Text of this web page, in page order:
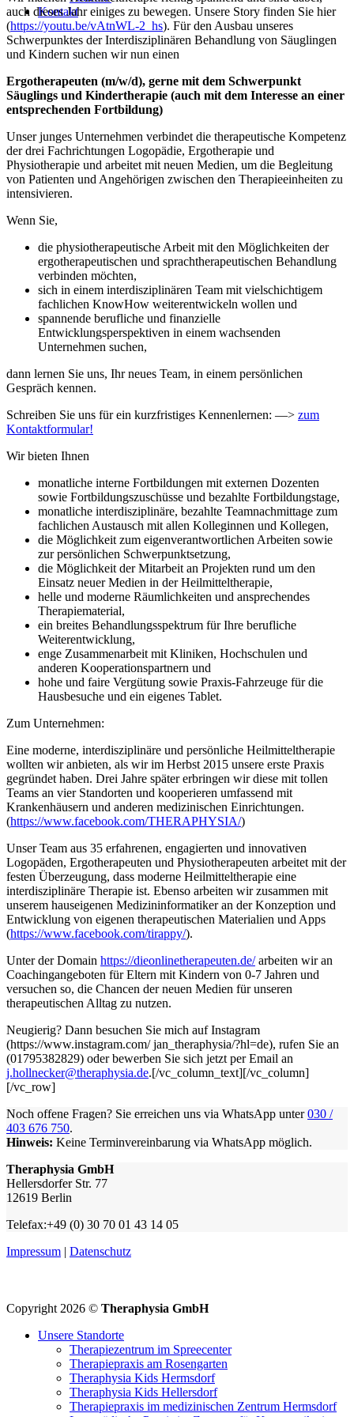
Kontakt
auch dieses Jahr einiges zu bewegen. Unsere Story finden Sie hier
(https://youtu.be/vAtnWL-2_hs). Für den Ausbau unseres
Schwerpunktes der Interdisziplinären Behandlung von Säuglingen
und Kindern suchen wir nun einen
Ergotherapeuten (m/w/d), gerne mit dem Schwerpunkt
Säuglings und Kindertherapie (auch mit dem Interesse an einer
entsprechenden Fortbildung)
Unser junges Unternehmen verbindet die therapeutische Kompetenz
der drei Fachrichtungen Logopädie, Ergotherapie und
Physiotherapie und arbeitet mit neuen Medien, um die Begleitung
von Patienten und Angehörigen zwischen den Therapieeinheiten zu
intensivieren.
Wenn Sie,
die physiotherapeutische Arbeit mit den Möglichkeiten der
ergotherapeutischen und sprachtherapeutischen Behandlung
verbinden möchten,
sich in einem interdisziplinären Team mit vielschichtigem
fachlichen KnowHow weiterentwickeln wollen und
spannende berufliche und finanzielle
Entwicklungsperspektiven in einem wachsenden
Unternehmen suchen,
dann lernen Sie uns, Ihr neues Team, in einem persönlichen
Gespräch kennen.
Schreiben Sie uns für ein kurzfristiges Kennenlernen: —> zum
Kontaktformular!
Wir bieten Ihnen
monatliche interne Fortbildungen mit externen Dozenten
sowie Fortbildungszuschüsse und bezahlte Fortbildungstage,
monatliche interdisziplinäre, bezahlte Teamnachmittage zum
fachlichen Austausch mit allen Kolleginnen und Kollegen,
die Möglichkeit zum eigenverantwortlichen Arbeiten sowie
zur persönlichen Schwerpunktsetzung,
die Möglichkeit der Mitarbeit an Projekten rund um den
Einsatz neuer Medien in der Heilmitteltherapie,
helle und moderne Räumlichkeiten und ansprechendes
Therapiematerial,
ein breites Behandlungsspektrum für Ihre berufliche
Weiterentwicklung,
enge Zusammenarbeit mit Kliniken, Hochschulen und
anderen Kooperationspartnern und
hohe und faire Vergütung sowie Praxis-Fahrzeuge für die
Hausbesuche und ein eigenes Tablet.
Zum Unternehmen:
Eine moderne, interdisziplinäre und persönliche Heilmitteltherapie
wollten wir anbieten, als wir im Herbst 2015 unsere erste Praxis
gegründet haben. Drei Jahre später erbringen wir diese mit tollen
Teams an vier Standorten und kooperieren umfassend mit
Krankenhäusern und anderen medizinischen Einrichtungen.
(https://www.facebook.com/THERAPHYSIA/)
Unser Team aus 35 erfahrenen, engagierten und innovativen
Logopäden, Ergotherapeuten und Physiotherapeuten arbeitet mit der
festen Überzeugung, dass moderne Heilmitteltherapie eine
interdisziplinäre Therapie ist. Ebenso arbeiten wir zusammen mit
unserem hauseigenen Medizininformatiker an der Konzeption und
Entwicklung von eigenen therapeutischen Materialien und Apps
(https://www.facebook.com/tirappy/).
Unter der Domain https://dieonlinetherapeuten.de/arbeiten wir an
Coachingangeboten für Eltern mit Kindern von 0-7 Jahren und
versuchen so, die Chancen der neuen Medien für unseren
therapeutischen Alltag zu nutzen.
Neugierig? Dann besuchen Sie mich auf Instagram
(https://www.instagram.com/ jan_theraphysia/?hl=de), rufen Sie an
(01795382829) oder bewerben Sie sich jetzt per Email an
j.hollnecker@theraphysia.de.[/vc_column_text][/vc_column]
[/vc_row]
Noch offene Fragen? Sie erreichen uns via WhatsApp unter030 /
403 676 750.
Hinweis: Keine Terminvereinbarung via WhatsApp möglich.
Theraphysia GmbH
Hellersdorfer Str. 77
12619 Berlin
Telefax:+49 (0) 30 70 01 43 14 05
Impressum | Datenschutz
Copyright 2026 © Theraphysia GmbH
Unsere Standorte
Therapiezentrum im Spreecenter
Therapiepraxis am Rosengarten
Theraphysia Kids Hermsdorf
Theraphysia Kids Hellersdorf
Therapiepraxis im medizinischen Zentrum Hermsdorf